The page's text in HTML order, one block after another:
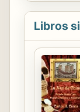
Libros